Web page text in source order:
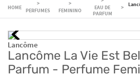
PERFUMES FEMININO
EAU DE
PARFUM
Lancôme
Lancôme La Vie Est
Parfum - Perfume